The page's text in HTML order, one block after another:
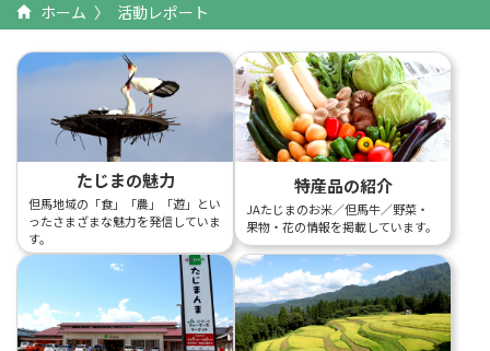
ホーム 活動レポート
たじまの魅力
但馬地域の「食」「農」「遊」とい
ったさまざまな魅力を発信していま
す。
特産品の紹介
JAたじまのお米／但馬牛／野菜・
果物・花の情報を掲載しています。